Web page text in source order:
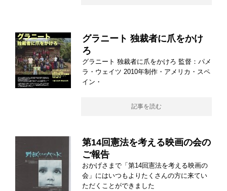
グラニート 独裁者に爪をかけ
ろ
グラニート 独裁者に爪をかけろ 監督：パメ
ラ・ウェイツ 2010年制作・アメリカ・スペ
イン・
記事を読む
第14回憲法を考える映画の会の
ご報告
おかげさまで「第14回憲法を考える映画の
会」にはいつもよりたくさんの方に来てい
ただくことができました